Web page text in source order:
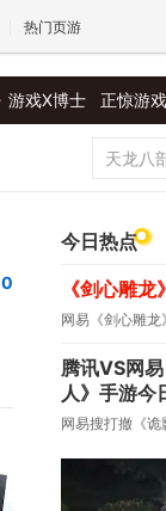
热门页游
王权与自由 诛仙
游戏X博士 正惊游戏
0
今日热点
《剑心雕
网易《剑心雕龙
腾讯VS网
人》手游今
网易搜打撤《